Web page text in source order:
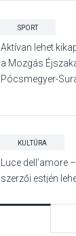
SPORT
Aktívan lehet
a Mozgás
Pócsmegyer-
KULTÚRA
Luce dell’amore
szerzői estjén